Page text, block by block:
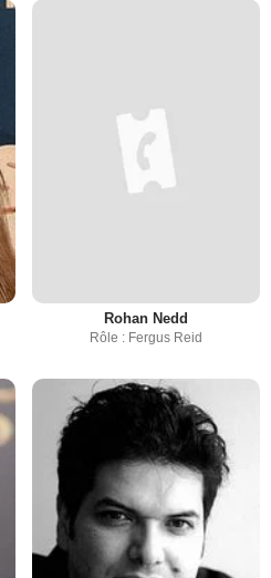
Rohan Nedd
Rôle : Fergus Reid